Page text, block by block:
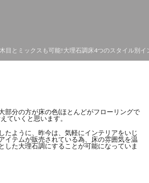
木目とミックスも可能!大理石調床4つのスタイル別イ
部分の方が床の色(ほとんどがフローリングで
ていくと思います。
たように、昨今は、気軽にインテリアをいじ
イテムが販売されている為、床の雰囲気を温
した大理石調にすることが可能になっていま